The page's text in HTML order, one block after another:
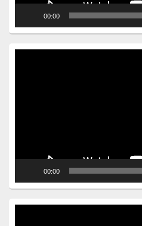
00:00
00:00